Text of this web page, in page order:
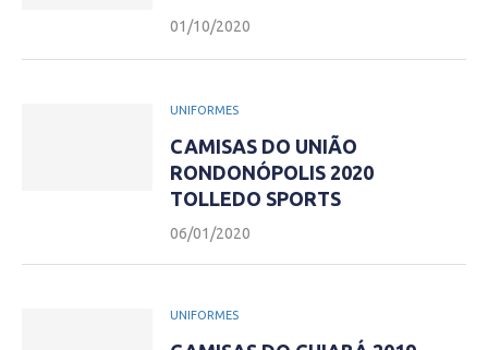
01/10/2020
UNIFORMES
CAMISAS DO UNIÃO
RONDONÓPOLIS 2020
TOLLEDO SPORTS
06/01/2020
UNIFORMES